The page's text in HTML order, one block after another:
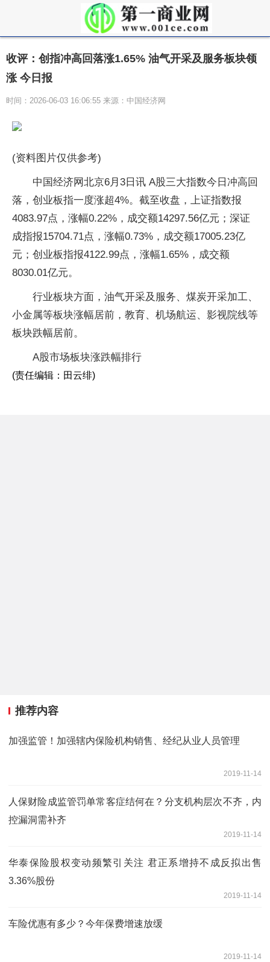
收评：创指冲高回落涨1.65% 油气开采及服务板块领
涨 今日报
时间：2026-06-03 16:06:55 来源：中国经济网
(资料图片仅供参考)
中国经济网北京6月3日讯 A股三大指数今日冲高回
落，创业板指一度涨超4%。截至收盘，上证指数报
4083.97点，涨幅0.22%，成交额14297.56亿元；深证
成指报15704.71点，涨幅0.73%，成交额17005.23亿
元；创业板指报4122.99点，涨幅1.65%，成交额
8030.01亿元。
行业板块方面，油气开采及服务、煤炭开采加工、
小金属等板块涨幅居前，教育、机场航运、影视院线等
板块跌幅居前。
A股市场板块涨跌幅排行
(责任编辑：田云绯)
推荐内容
加强监管！加强辖内保险机构销售、经纪从业人员管理
2019-11-14
人保财险成监管罚单常客症结何在？分支机构层次不齐，内
控漏洞需补齐
2019-11-14
华泰保险股权变动频繁引关注 君正系增持不成反拟出售
3.36%股份
2019-11-14
车险优惠有多少？今年保费增速放缓
2019-11-14